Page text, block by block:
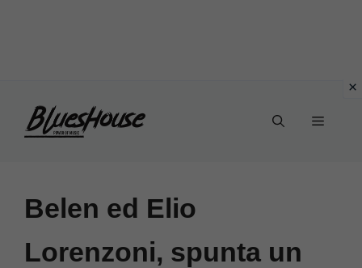
Menu
Belen ed Elio
Lorenzoni, spunta un